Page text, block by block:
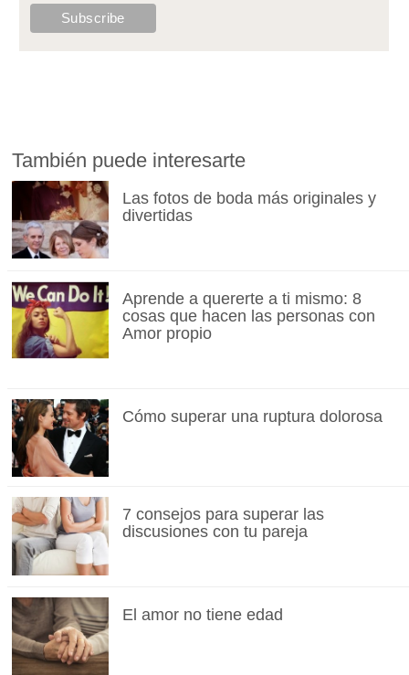
También puede interesarte
Las fotos de boda más originales y
divertidas
Aprende a quererte a ti mismo: 8
cosas que hacen las personas con
Amor propio
Cómo superar una ruptura dolorosa
7 consejos para superar las
discusiones con tu pareja
El amor no tiene edad